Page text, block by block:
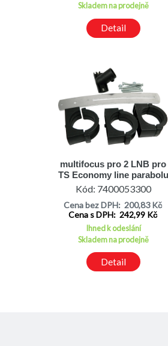
Skladem na prodejně
Detail
multifocus pro 2 LNB pro
TS Economy line parabolu
80cm
Kód: 7400053300
Cena bez DPH: 200,83 Kč
Cena s DPH: 242,99 Kč
Ihned k odeslání
Skladem na prodejně
Detail